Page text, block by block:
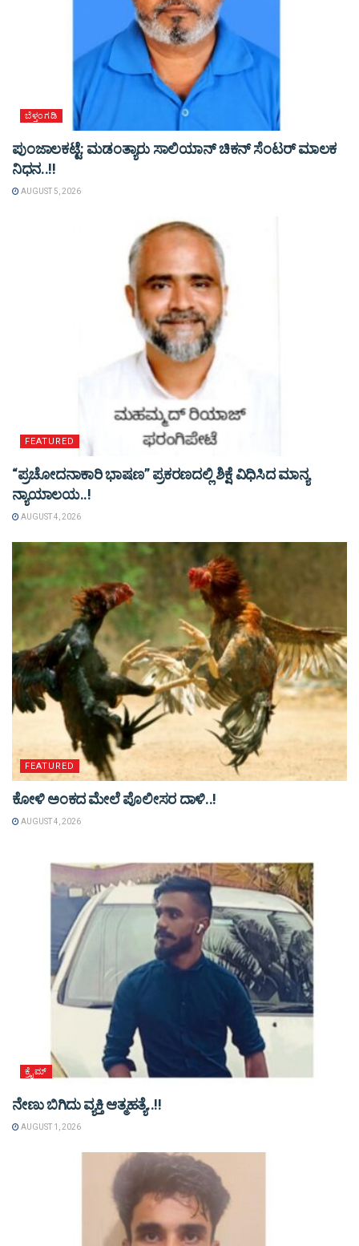
ಬೆಳ್ತಂಗಡಿ
ಪುಂಜಾಲಕಟ್ಟೆ: ಮಡಂತ್ಯಾರು ಸಾಲಿಯಾನ್ ಚಿಕನ್ ಸೆಂಟರ್ ಮಾಲಕ
ನಿಧನ..!!
AUGUST 5, 2026
FEATURED
“ಪ್ರಚೋದನಾಕಾರಿ ಭಾಷಣ” ಪ್ರಕರಣದಲ್ಲಿ ಶಿಕ್ಷೆ ವಿಧಿಸಿದ ಮಾನ್ಯ
ನ್ಯಾಯಾಲಯ..!
AUGUST 4, 2026
FEATURED
ಕೋಳಿ ಅಂಕದ ಮೇಲೆ ಪೊಲೀಸರ ದಾಳಿ..!
AUGUST 4, 2026
ಕ್ರೈಮ್
ನೇಣು ಬಿಗಿದು ವ್ಯಕ್ತಿ ಆತ್ಮಹತ್ಯೆ..!!
AUGUST 1, 2026